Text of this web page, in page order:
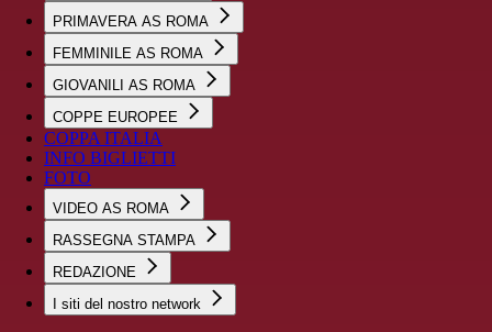
PRIMAVERA AS ROMA
FEMMINILE AS ROMA
GIOVANILI AS ROMA
COPPE EUROPEE
COPPA ITALIA
INFO BIGLIETTI
FOTO
VIDEO AS ROMA
RASSEGNA STAMPA
REDAZIONE
I siti del nostro network